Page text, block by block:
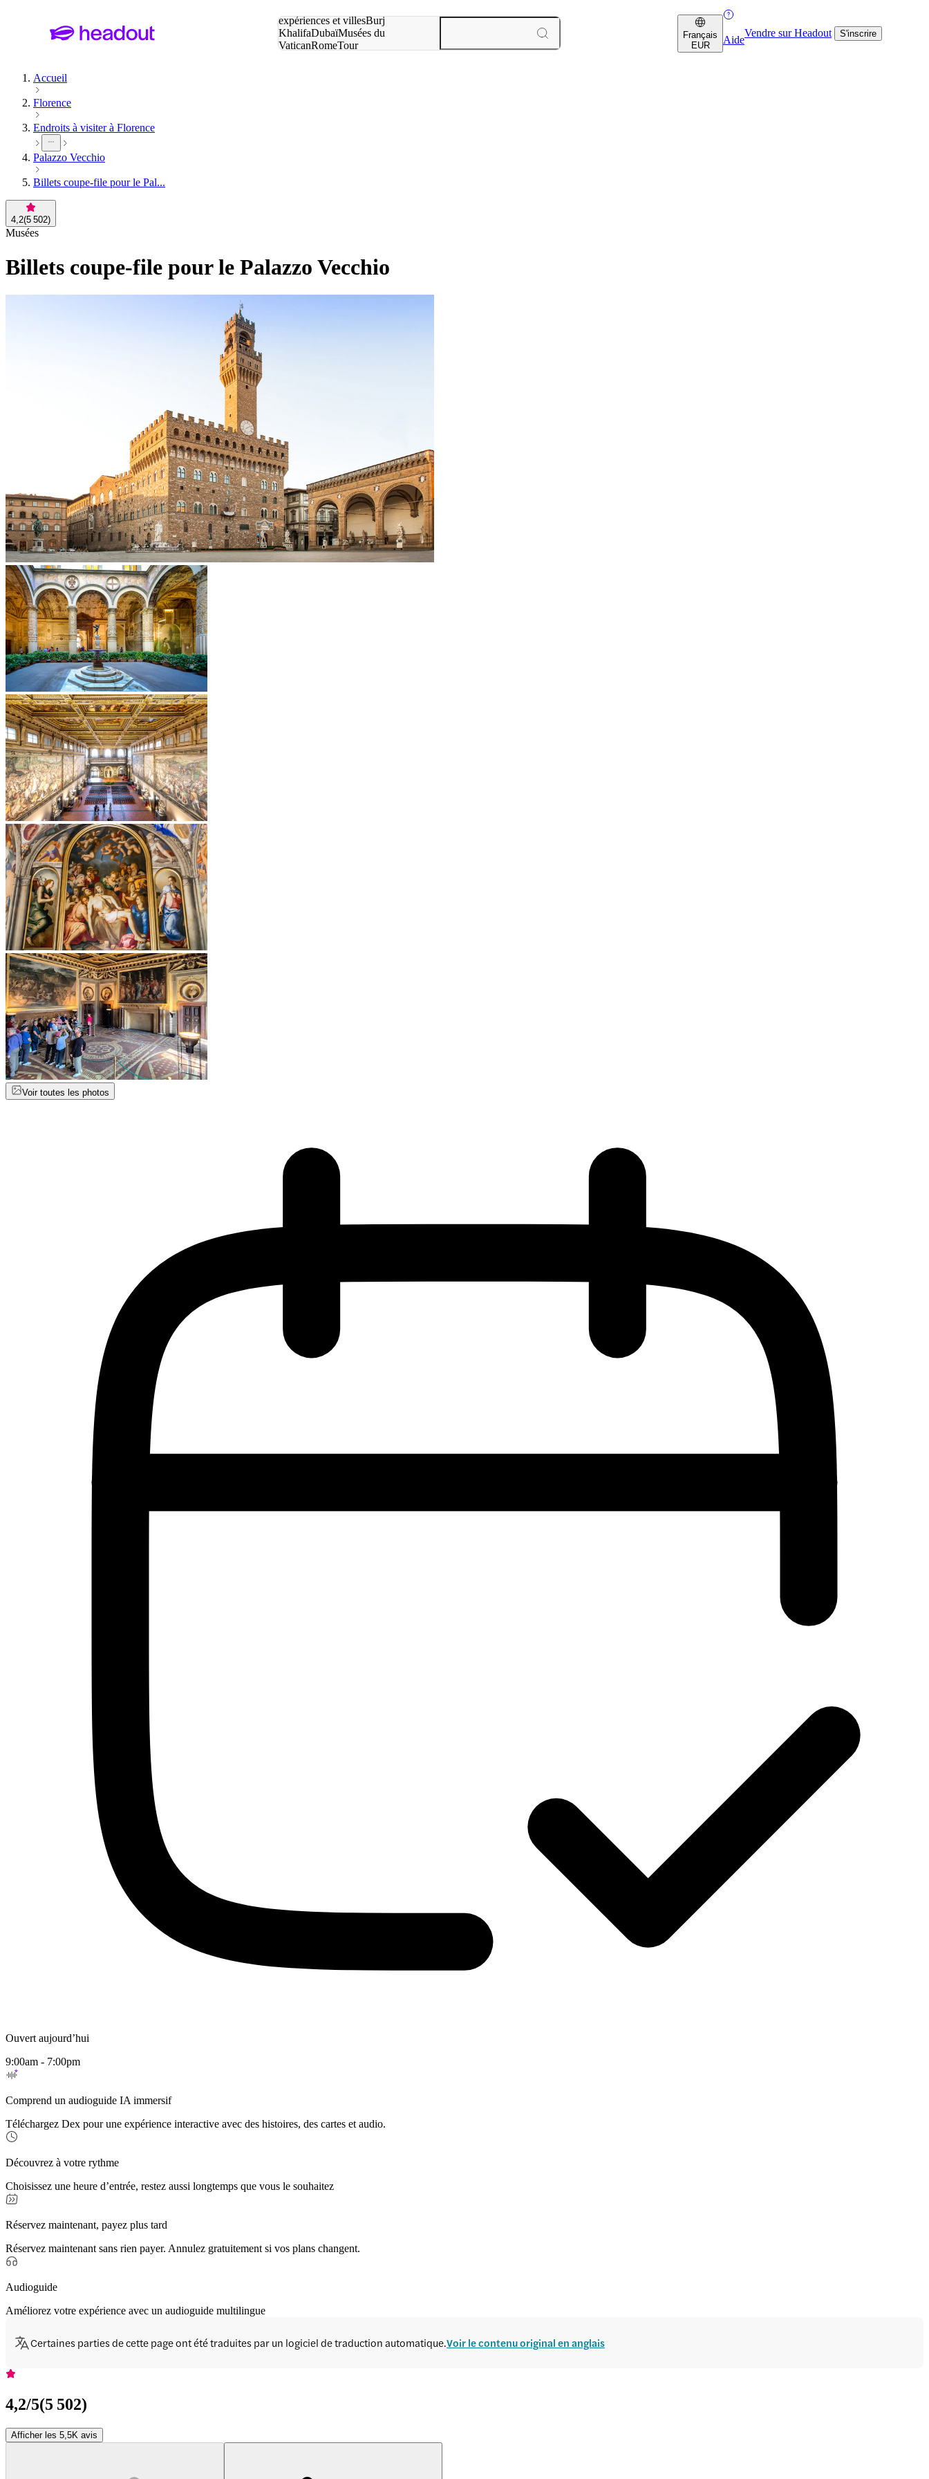
expériences et villesBurj
KhalifaDubaïMusées du
VaticanRomeTour
Français
EUR
Aide
Vendre sur Headout S'inscrire
Accueil
Florence
Endroits à visiter à Florence
Palazzo Vecchio
Billets coupe-file pour le Pal...
4,2(5 502)
Musées
Billets coupe-file pour le Palazzo Vecchio
Voir toutes les photos
Ouvert aujourd’hui
9:00am - 7:00pm
Comprend un audioguide IA immersif
Téléchargez Dex pour une expérience interactive avec des histoires, des cartes et audio.
Découvrez à votre rythme
Choisissez une heure d’entrée, restez aussi longtemps que vous le souhaitez
Réservez maintenant, payez plus tard
Réservez maintenant sans rien payer. Annulez gratuitement si vos plans changent.
Audioguide
Améliorez votre expérience avec un audioguide multilingue
Certaines parties de cette page ont été traduites par un logiciel de traduction automatique.Voir le contenu original en anglais
4,2/5(5 502)
Afficher les 5,5K avis